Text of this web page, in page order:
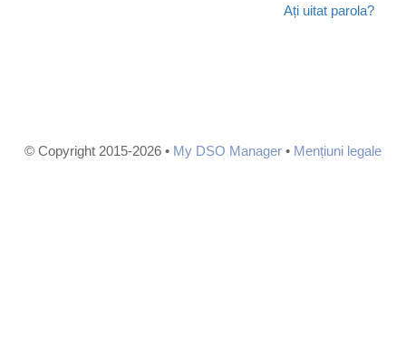
Ați uitat parola?
© Copyright 2015-2026 • My DSO Manager • Mențiuni legale